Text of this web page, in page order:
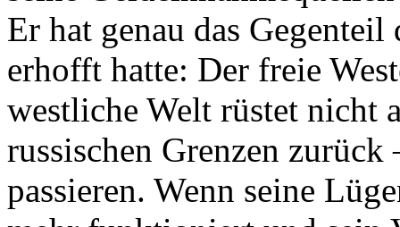
Er hat genau das Gegenteil
erhofft hatte: Der freie
westliche Welt rüstet nicht
russischen Grenzen
passieren. Wenn seine